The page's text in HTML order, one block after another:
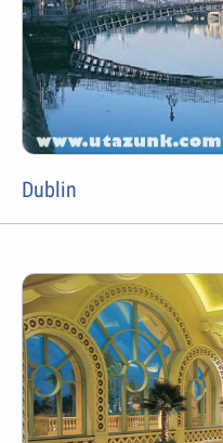
Dublin